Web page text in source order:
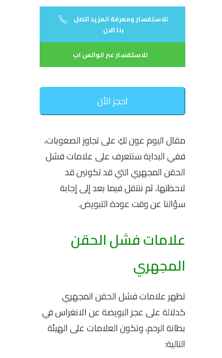
للاستفسار ومعرفة المزيد اتصل
بنا الان
للاستفسار عبر الواتس اب
احجز الأن
مقال اليوم عون لكِ على تجاوز الصعوبات،
ففي البداية سنتعرف على علامات فشل
الحقن المجهري التي قد تكونين قد
لاحظتها، ثم ننتقل فيما بعد إلى إجابة
سؤالنا عن وقت عودة التبويض.
علامات فشل الحقن
المجهري
تظهر علامات فشل الحقن المجهري
كدلالة على عجز البويضة عن الانغراس في
بطانة الرحم، وتكون العلامات على الهيئة
التالية: